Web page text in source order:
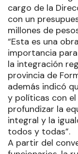
cargo de la
con un
millones de
“Esta es una
importancia
la integración
provincia de
además indicó
y políticas con
profundizar la
integral y la
todos y todas”.
A partir del